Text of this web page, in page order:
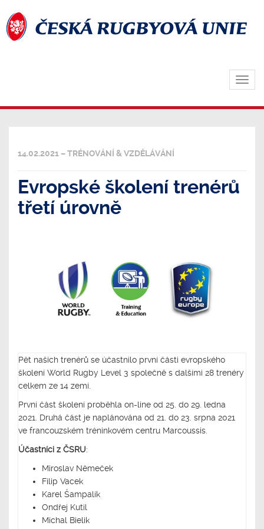
14.02.2021 – TRÉNOVÁNÍ & VZDĚLÁVÁNÍ
Evropské školení trenérů
třetí úrovně
Pět našich trenérů se účastnilo první části evropského
školení World Rugby Level 3 společně s dalšími 28 trenéry
celkem ze 14 zemí.
První část školení proběhla on-line od 25. do 29. ledna
2021. Druhá část je naplánována od 21. do 23. srpna 2021
ve francouzském tréninkovém centru Marcoussis.
Účastníci z ČSRU:
Miroslav Němeček
Filip Vacek
Karel Šampalík
Ondřej Kutil
Michal Bielik